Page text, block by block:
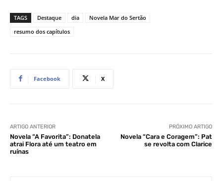
TAGS Destaque dia
Novela Mar do Sertão
resumo dos capítulos
Facebook X
ARTIGO ANTERIOR
Novela “A Favorita”: Donatela
atrai Flora até um teatro em
ruínas
PRÓXIMO ARTIGO
Novela “Cara e Coragem”: Pat
se revolta com Clarice